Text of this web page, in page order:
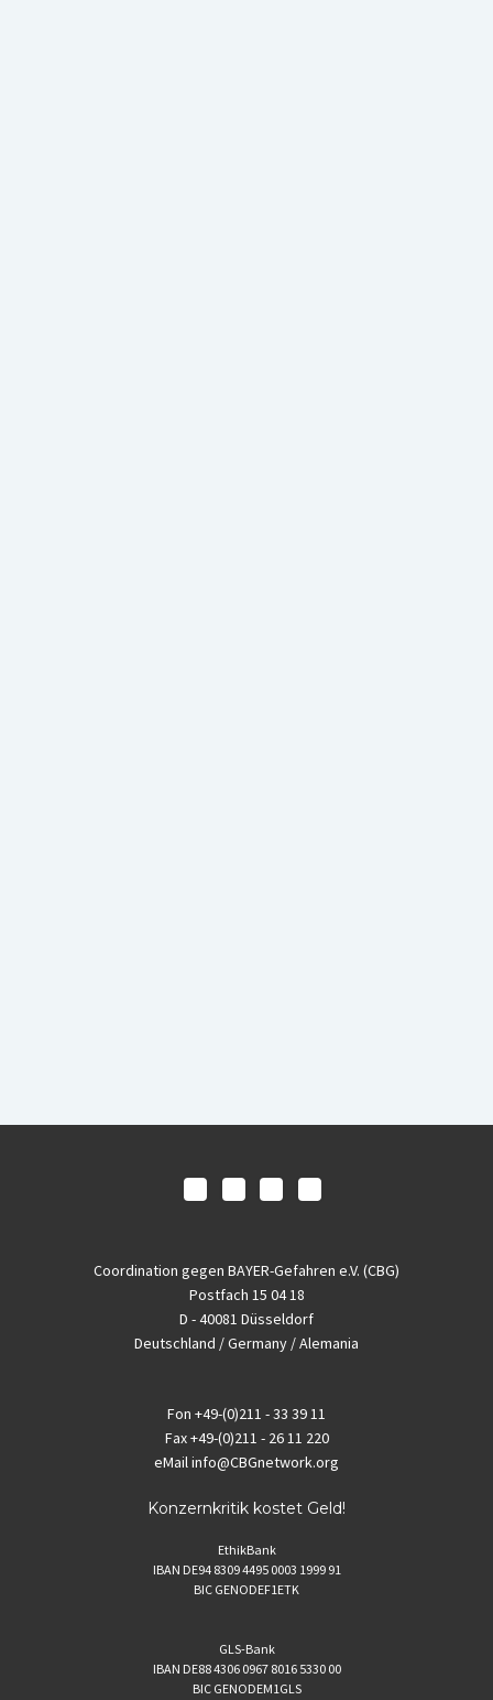
Coordination gegen BAYER-Gefahren e.V. (CBG)
Postfach 15 04 18
D - 40081 Düsseldorf
Deutschland / Germany / Alemania
Fon +49-(0)211 - 33 39 11
Fax+49-(0)211 - 26 11 220
eMailinfo@CBGnetwork.org
Konzernkritik kostet Geld!
EthikBank
IBAN DE94 8309 4495 0003 1999 91
BIC GENODEF1ETK
GLS-Bank
IBAN DE88 4306 0967 8016 5330 00
BIC GENODEM1GLS